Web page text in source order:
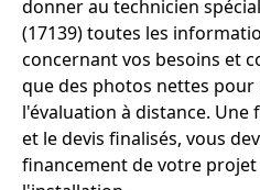
donner au technicien
(17139) toutes les
concernant vos besoins et
que des photos nettes pour
l'évaluation à distance.
et le devis finalisés, vous
financement de votre